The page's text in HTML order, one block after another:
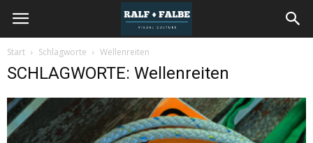
REISEJOURNAL
Start Schlagworte Wellenreiten
SCHLAGWORTE: Wellenreiten